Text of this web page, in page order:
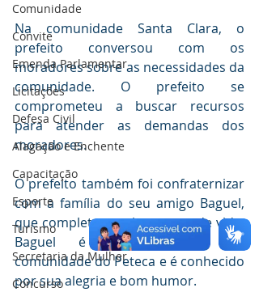
Comunidade
Convite
Emenda Parlamentar
Licitações
Defesa Civil
Alagação e Enchente
Capacitação
Esporte
Turismo
Secretaria da Mulher
Concurso
Na comunidade Santa Clara, o
prefeito conversou com os
moradores sobre as necessidades da
comunidade. O prefeito se
comprometeu a buscar recursos
para atender as demandas dos
moradores.
O prefeito também foi confraternizar
com a família do seu amigo Baguel,
que completou mais um ano de vida.
Baguel é um morador da
comunidade do Peteca e é conhecido
por sua alegria e bom humor.